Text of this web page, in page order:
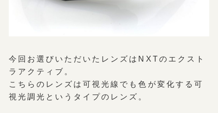
今回お選びいただいたレンズはNXTのエクスト
ラアクティブ。
こちらのレンズは可視光線でも色が変化する可
視光調光というタイプのレンズ。